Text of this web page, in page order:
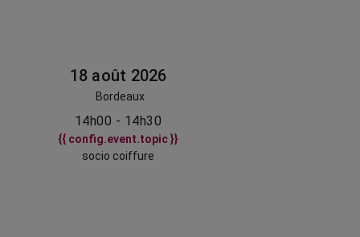
18 août 2026
Bordeaux
14h00 - 14h30
{{ config.event.topic }}
socio coiffure